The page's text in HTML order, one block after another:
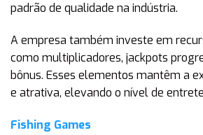
padrão de qualidade na indústria.
A empresa também investe em
como multiplicadores, jackpots
bônus. Esses elementos mantêm a
e atrativa, elevando o nível de
Fishing Games